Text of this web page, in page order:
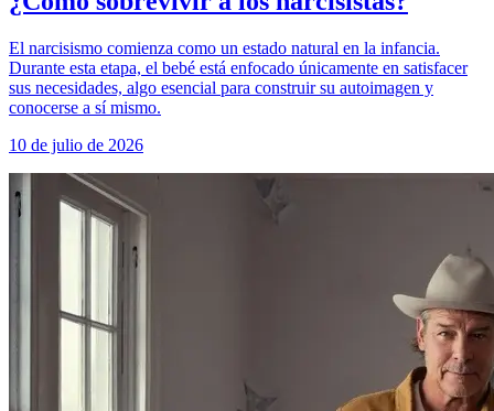
El narcisismo comienza como un estado natural en la infancia.
Durante esta etapa, el bebé está enfocado únicamente en satisfacer
sus necesidades, algo esencial para construir su autoimagen y
conocerse a sí mismo.
10 de julio de 2026